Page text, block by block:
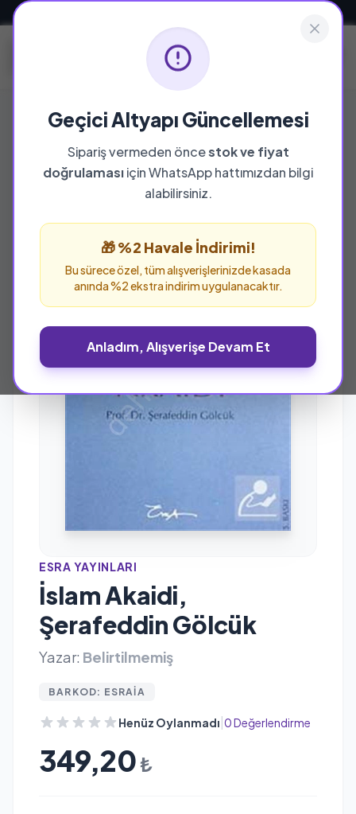
Geçici Altyapı Güncellemesi
Sipariş vermeden öncestok ve fiyat
doğrulamasıiçin WhatsApp hattımızdan bilgi
alabilirsiniz.
🎁 %2 Havale İndirimi!
Bu sürece özel, tüm alışverişlerinizde kasada
anında %2 ekstra indirim uygulanacaktır.
Anladım, Alışverişe Devam Et
ESRA YAYINLARI
İslam Akaidi,
Şerafeddin Gölcük
Yazar: Belirtilmemiş
BARKOD: ESRAIA
Henüz Oylanmadı 0 Değerlendirme
349,20 ₺